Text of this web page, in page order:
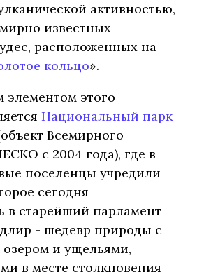
активностью,
известных
расположенных на
кольцо».
этого
Национальный парк
Всемирного
с 2004 года), где в
поселенцы учредили
сегодня
в старейший парламент
- шедевр природы с
и ущельями,
в месте столкновения